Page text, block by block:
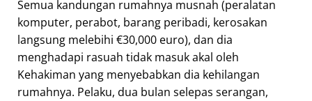
Semua kandungan rumahnya musnah (peralatan
komputer, perabot, barang peribadi, kerosakan
langsung melebihi €30,000 euro), dan dia
menghadapi rasuah tidak masuk akal oleh
Kehakiman yang menyebabkan dia kehilangan
rumahnya. Pelaku, dua bulan selepas serangan,